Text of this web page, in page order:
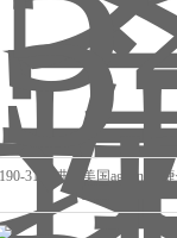
3190进口美国agilent安
器代理现货